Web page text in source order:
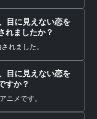
目に見えない恋を
れましたか？
れました。
目に見えない恋を
すか？
ニメです。